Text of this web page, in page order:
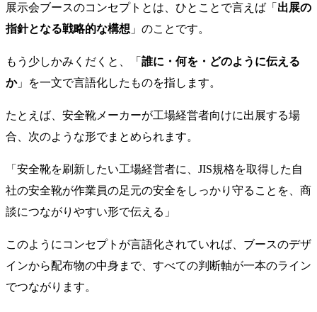
展示会ブースのコンセプトとは、ひとことで言えば「 出展の
指針となる戦略的な構想 」のことです。
もう少しかみくだくと、「 誰に・何を・どのように伝える
か」を一文で言語化したものを指します。
たとえば、安全靴メーカーが工場経営者向けに出展する場
合、次のような形でまとめられます。
「安全靴を刷新したい工場経営者に、JIS規格を取得した自
社の安全靴が作業員の足元の安全をしっかり守ることを、商
談につながりやすい形で伝える」
このようにコンセプトが言語化されていれば、ブースのデザ
インから配布物の中身まで、すべての判断軸が一本のライン
でつながります。